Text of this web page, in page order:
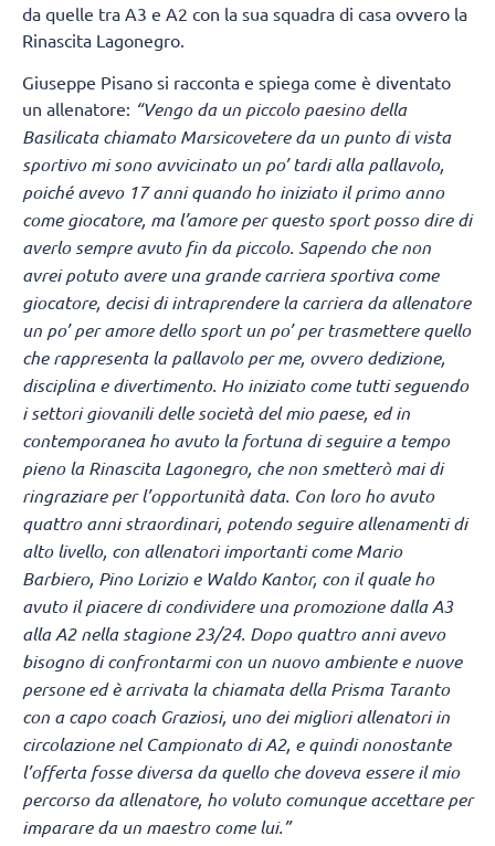
da quelle tra A3 e A2 con la sua squadra di casa ovvero la
Rinascita Lagonegro.
Giuseppe Pisano si racconta e spiega come è diventato
un allenatore: “Vengo da un piccolo paesino della
Basilicata chiamato Marsicovetere da un punto di vista
sportivo mi sono avvicinato un po’ tardi alla pallavolo,
poiché avevo 17 anni quando ho iniziato il primo anno
come giocatore, ma l’amore per questo sport posso dire di
averlo sempre avuto fin da piccolo. Sapendo che non
avrei potuto avere una grande carriera sportiva come
giocatore, decisi di intraprendere la carriera da allenatore
un po’ per amore dello sport un po’ per trasmettere quello
che rappresenta la pallavolo per me, ovvero dedizione,
disciplina e divertimento. Ho iniziato come tutti seguendo
i settori giovanili delle società del mio paese, ed in
contemporanea ho avuto la fortuna di seguire a tempo
pieno la Rinascita Lagonegro, che non smetterò mai di
ringraziare per l’opportunità data. Con loro ho avuto
quattro anni straordinari, potendo seguire allenamenti di
alto livello, con allenatori importanti come Mario
Barbiero, Pino Lorizio e Waldo Kantor, con il quale ho
avuto il piacere di condividere una promozione dalla A3
alla A2 nella stagione 23/24. Dopo quattro anni avevo
bisogno di confrontarmi con un nuovo ambiente e nuove
persone ed è arrivata la chiamata della Prisma Taranto
con a capo coach Graziosi, uno dei migliori allenatori in
circolazione nel Campionato di A2, e quindi nonostante
l’offerta fosse diversa da quello che doveva essere il mio
percorso da allenatore, ho voluto comunque accettare per
imparare da un maestro come lui.”